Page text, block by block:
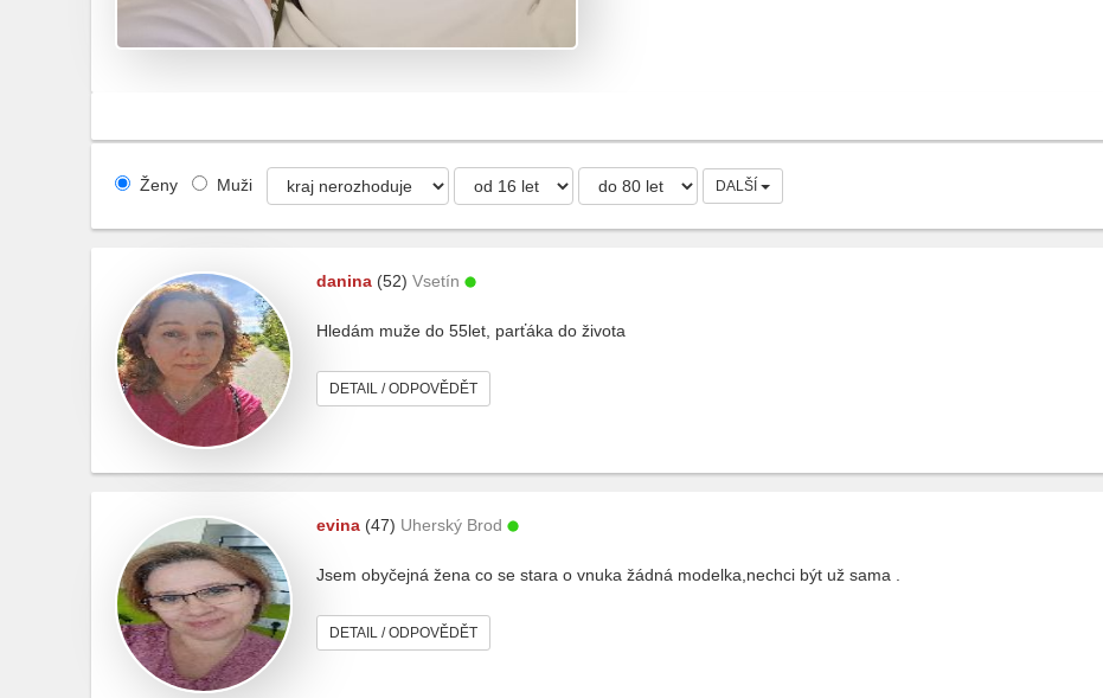
Ženy Muži DALŠÍ
danina (52) Vsetín
Hledám muže do 55let, parťáka do života
DETAIL / ODPOVĚDĚT
evina (47) Uherský Brod
Jsem obyčejná žena co se stara o vnuka žádná modelka,nechci být už sama .
DETAIL / ODPOVĚDĚT